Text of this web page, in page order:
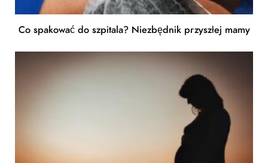
Co spakować do szpitala? Niezbędnik przyszłej mamy